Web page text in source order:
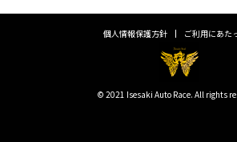
個人情報保護方針 ご利用にあた
© 2021 Isesaki Auto Race. All rights